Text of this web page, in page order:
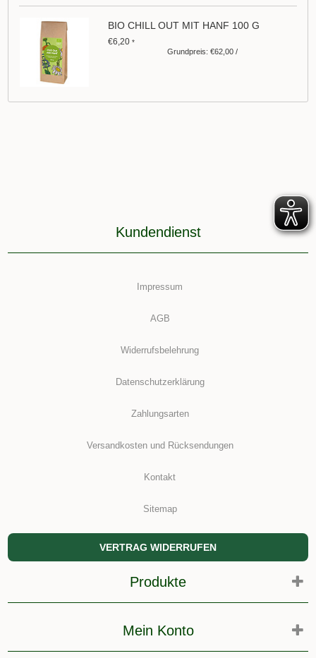
BIO CHILL OUT MIT HANF 100 G
€6,20*
Grundpreis: €62,00 /
Kundendienst
Impressum
AGB
Widerrufsbelehrung
Datenschutzerklärung
Zahlungsarten
Versandkosten und Rücksendungen
Kontakt
Sitemap
VERTRAG WIDERRUFEN
Produkte
Mein Konto